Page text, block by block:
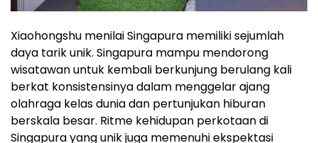
Xiaohongshu menilai Singapura memiliki sejumlah
daya tarik unik. Singapura mampu mendorong
wisatawan untuk kembali berkunjung berulang kali
berkat konsistensinya dalam menggelar ajang
olahraga kelas dunia dan pertunjukan hiburan
berskala besar. Ritme kehidupan perkotaan di
Singapura yang unik juga memenuhi ekspektasi